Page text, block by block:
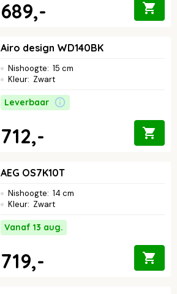
689,-
Airo design WD140BK
Nishoogte: 15 cm
Kleur: Zwart
Leverbaar
712,-
AEG OS7K10T
Nishoogte: 14 cm
Kleur: Zwart
Vanaf 13 aug.
719,-